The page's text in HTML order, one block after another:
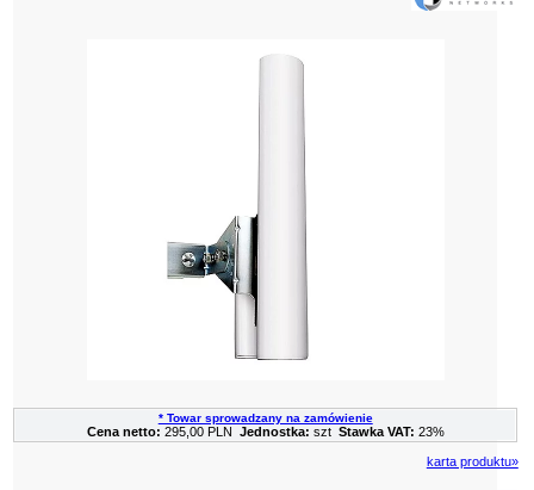
* Towar sprowadzany na zamówienie
Cena netto: 295,00 PLN Jednostka: szt Stawka VAT: 23%
karta produktu»